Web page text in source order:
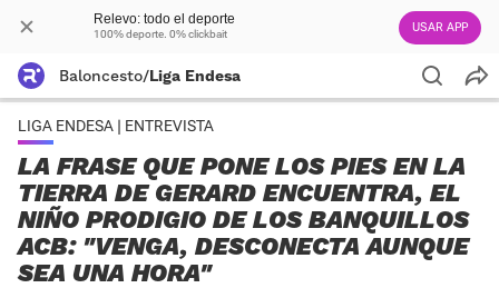
Relevo: todo el deporte
100% deporte. 0% clickbait USAR APP
Baloncesto/Liga Endesa
LIGA ENDESA | ENTREVISTA
LA FRASE QUE PONE LOS PIES EN LA
TIERRA DE GERARD ENCUENTRA, EL
NIÑO PRODIGIO DE LOS BANQUILLOS
ACB: "VENGA, DESCONECTA AUNQUE
SEA UNA HORA"